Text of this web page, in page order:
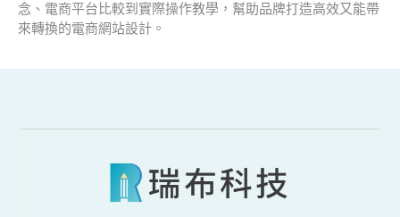
念、電商平台比較到實際操作教學，幫助品牌打造高效又能帶
來轉換的電商網站設計。